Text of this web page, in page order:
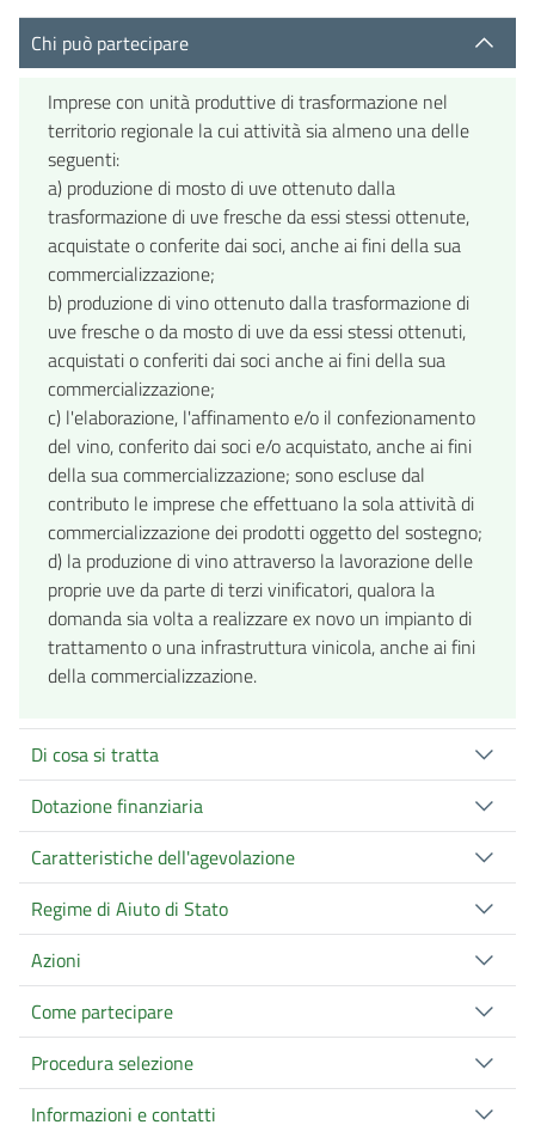
Chi può partecipare
Imprese con unità produttive di trasformazione nel
territorio regionale la cui attività sia almeno una delle
seguenti:
a) produzione di mosto di uve ottenuto dalla
trasformazione di uve fresche da essi stessi ottenute,
acquistate o conferite dai soci, anche ai fini della sua
commercializzazione;
b) produzione di vino ottenuto dalla trasformazione di
uve fresche o da mosto di uve da essi stessi ottenuti,
acquistati o conferiti dai soci anche ai fini della sua
commercializzazione;
c) l'elaborazione, l'affinamento e/o il confezionamento
del vino, conferito dai soci e/o acquistato, anche ai fini
della sua commercializzazione; sono escluse dal
contributo le imprese che effettuano la sola attività di
commercializzazione dei prodotti oggetto del sostegno;
d) la produzione di vino attraverso la lavorazione delle
proprie uve da parte di terzi vinificatori, qualora la
domanda sia volta a realizzare ex novo un impianto di
trattamento o una infrastruttura vinicola, anche ai fini
della commercializzazione.
Di cosa si tratta
Dotazione finanziaria
Caratteristiche dell'agevolazione
Regime di Aiuto di Stato
Azioni
Come partecipare
Procedura selezione
Informazioni e contatti